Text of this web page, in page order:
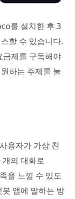
를 설치한 후 3
할 수 있습니다.
금제를 구독해야
하는 주제를 눌
용자가 가상 친
의 대화로
을 느낄 수 있도
앱에 말하는 방